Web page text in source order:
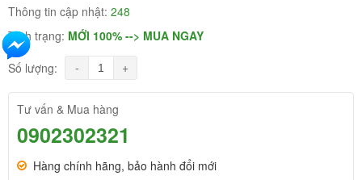
Thông tin cập nhật: 248
Tình trạng: MỚI 100% --> MUA NGAY
Số lượng:
- +
Tư vấn & Mua hàng
0902302321
Hàng chính hãng, bảo hành đổi mới